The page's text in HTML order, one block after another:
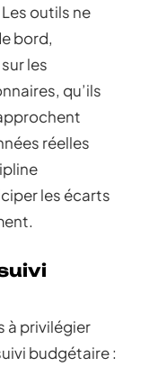
outils ne
bord,
les
qu’ils
réelles
les écarts
à privilégier
budgétaire :